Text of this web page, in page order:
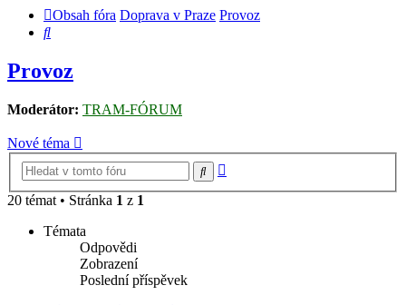
Obsah fóra Doprava v Praze Provoz
Hledat
Provoz
Moderátor: TRAM-FÓRUM
Nové téma
Hledat
20 témat • Stránka 1 z 1
Témata
Odpovědi
Zobrazení
Poslední příspěvek